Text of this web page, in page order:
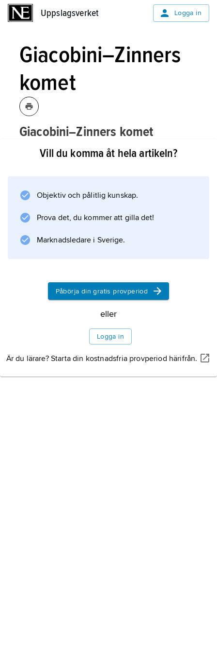
Uppslagsverket Logga in
Giacobini–Zinners
komet
Giacobini–Zinners komet
[djakɔbi:nitsiʹnərs] , egentligen
kometerna.
Den upptäcktes år 1900 av den franske
astronomen Michel Giacobini (1873–1938) vid
Niceobservatoriet och återupptäcktes av en
tämligen stabil med perihelium nära
jordbanan och cirka 6,5 års omloppstid.
Information om artikeln
Vill du komma åt hela artikeln?
Objektiv och pålitlig kunskap.
Prova det, du kommer att gilla det!
Marknadsledare i Sverige.
Påbörja din gratis provperiod
eller
Logga in
Är du lärare? Starta din kostnadsfria provperiod härifrån.